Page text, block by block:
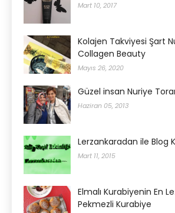
Mart 10, 2017
Kolajen Takviyesi Şart
Collagen Beauty
Mayıs 26, 2020
Güzel insan Nuriye
Haziran 05, 2013
Lerzankaradan ile Blog
Mart 11, 2015
Elmalı Kurabiyenin En
Pekmezli Kurabiye